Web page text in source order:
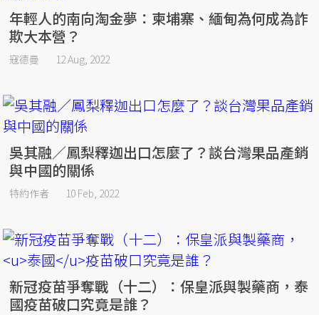
年輕人的南向淘金夢：柬埔寨、緬甸為何成為詐
欺大本營？
寇德曼 12 Aug, 2022
吳其融／鳳梨釋迦出口怎麼了？談台灣果品產銷
與中國的關係
特約作者 10 Feb, 2022
新冠疫苗爭奪戰（十二）：保皇派與製藥商，泰
國疫苗破口究竟是誰？